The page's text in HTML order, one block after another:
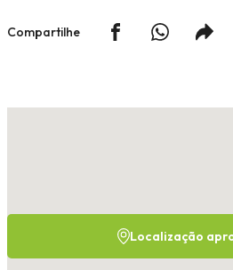
Compartilhe
Localização